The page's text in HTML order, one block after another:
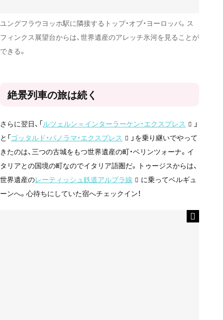
ユングフラウヨッホ駅に隣接するトップ・オブ・ヨーロッパ。ス
フィンクス展望台からは、世界遺産のアレッチ氷河を見ることが
できる。
絶景列車の旅は続く
さらに翌日、「ルツェルン＝インターラーケン・エクスプレス
」
と「ゴッタルド・パノラマ・エクスプレス
」を乗り継いでやって
きたのは、三つの古城をもつ世界遺産の町・ベリンツォーナ。イ
タリアとの国境の町なのでイタリア語圏だ。トゥージスからは、
世界遺産のレーティッシュ鉄道アルブラ線
に乗ってベルギュ
ーンへ。心待ちにしていた宿へチェックイン！